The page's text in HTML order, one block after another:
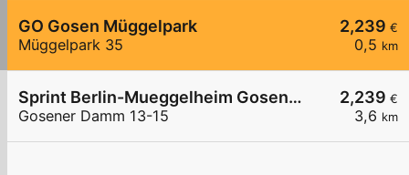
2,239 €
0,5 km
GO Gosen Müggelpark
Müggelpark 35
2,239 €
3,6 km
Sprint Berlin-Mueggelheim Gosener Damm
Gosener Damm 13-15